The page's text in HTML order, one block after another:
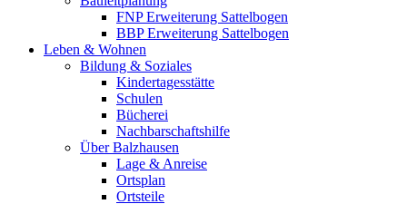
FNP Erweiterung Sattelbogen
BBP Erweiterung Sattelbogen
Leben & Wohnen
Bildung & Soziales
Kindertagesstätte
Schulen
Bücherei
Nachbarschaftshilfe
Über Balzhausen
Lage & Anreise
Ortsplan
Ortsteile